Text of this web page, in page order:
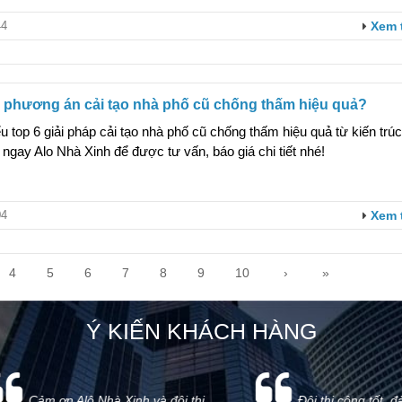
Xem
phương án cải tạo nhà phố cũ chống thấm hiệu quả?
top 6 giải pháp cải tạo nhà phố cũ chống thấm hiệu quả từ kiến
ngay Alo Nhà Xinh để được tư vấn, báo giá chi tiết nhé!
Xem
4 5 6 7 8 9 10 › »
Ý KIẾN KHÁCH HÀNG